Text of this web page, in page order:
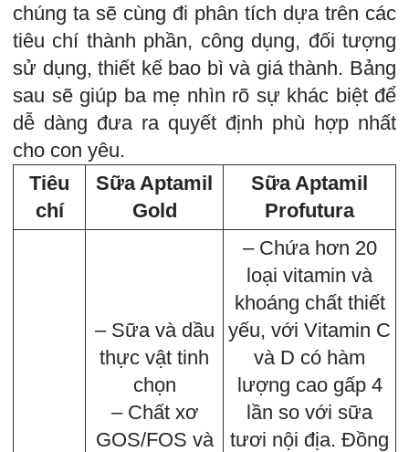
chúng ta sẽ cùng đi phân tích dựa trên các
tiêu chí thành phần, công dụng, đối tượng
sử dụng, thiết kế bao bì và giá thành. Bảng
sau sẽ giúp ba mẹ nhìn rõ sự khác biệt để
dễ dàng đưa ra quyết định phù hợp nhất
cho con yêu.
Tiêu
chí
Sữa Aptamil
Gold
Sữa Aptamil
Profutura
– Sữa và dầu
thực vật tinh
chọn
– Chất xơ
GOS/FOS và
– Chứa hơn 20
loại vitamin và
khoáng chất thiết
yếu, với Vitamin C
và D có hàm
lượng cao gấp 4
lần so với sữa
tươi nội địa. Đồng